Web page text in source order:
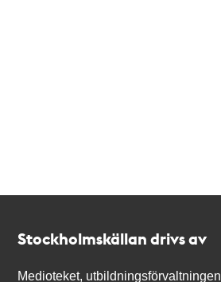
Stockholmskällan drivs av
Medioteket, utbildningsförvaltningen